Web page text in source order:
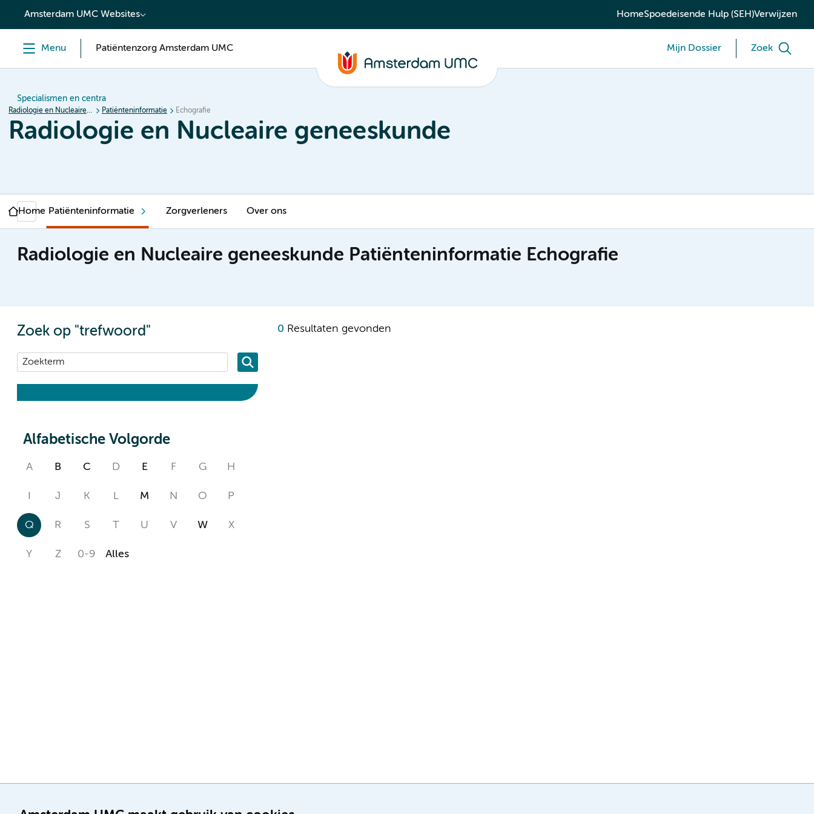
content
Amsterdam UMC Websites HomeSpoedeisende Hulp (SEH)Verwijzen
Menu Patiëntenzorg Amsterdam UMC Mijn Dossier Zoek
Specialismen en centra
Radiologie en Nucleaire geneeskunde Patiënteninformatie Echografie
Radiologie en Nucleaire geneeskunde
Home Patiënteninformatie Zorgverleners Over ons
Radiologie en Nucleaire geneeskunde Patiënteninformatie Echografie
Zoek op "trefwoord"
Alfabetische Volgorde
A B C D E F G H
J K L M N O P
Q R S T U V W X
Y Z 0-9 Alles
0 Resultaten gevonden